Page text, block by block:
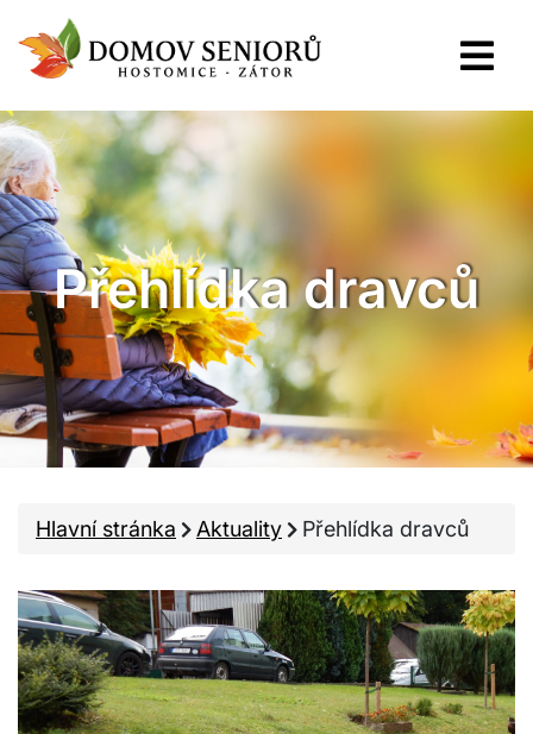
Přehlídka dravců
Hlavní stránka Aktuality Přehlídka dravců